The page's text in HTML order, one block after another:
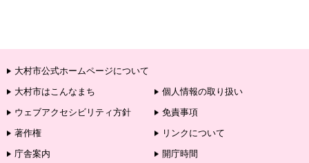
大村市公式ホームページについて
大村市はこんなまち
個人情報の取り扱い
ウェブアクセシビリティ方針
免責事項
著作権
リンクについて
庁舎案内
開庁時間